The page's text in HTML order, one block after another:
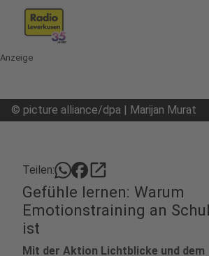
Anzeige
© picture alliance/dpa | Marijan Murat
Teilen: open_in_new
Gefühle lernen: Warum
Emotionstraining an
ist
Mit der Aktion Lichtblicke und dem